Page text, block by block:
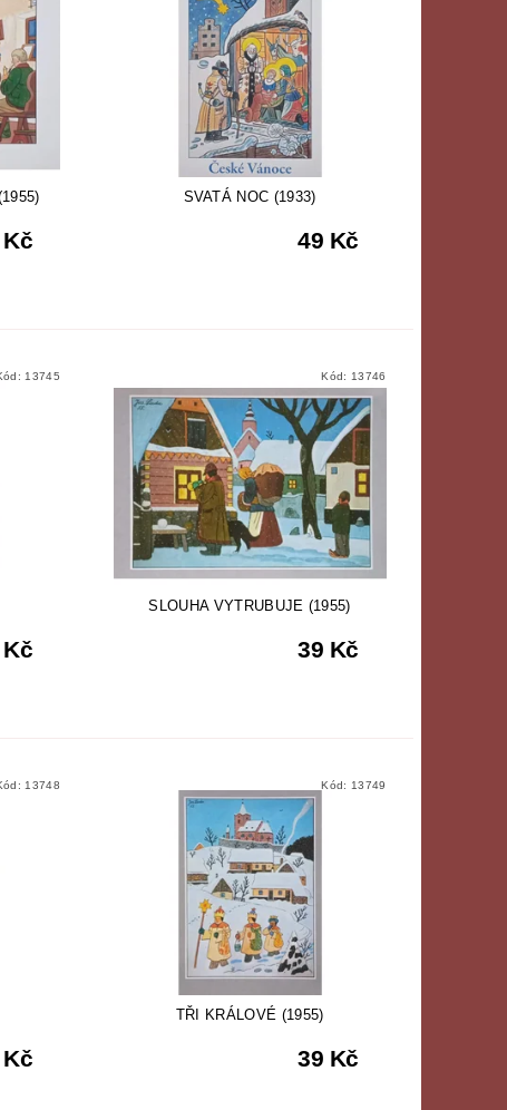
SVATÁ NOC (1933)
49 Kč
13745 Kód: 13746
SLOUHA VYTRUBUJE (1955)
39 Kč
13748 Kód:13749
TŘI KRÁLOVÉ (1955)
39 Kč